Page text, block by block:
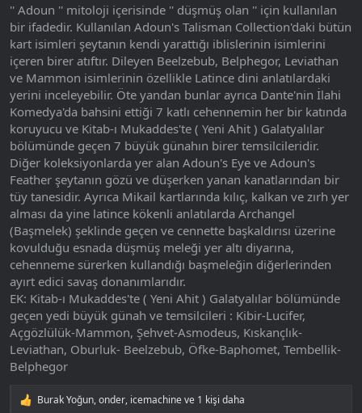
'' Adoun '' mitoloji içerisinde '' düşmüş olan '' için kullanılan
bir ifadedir. Kullanılan Adoun's Talisman Collection'daki bütün
kart isimleri şeytanın kendi yarattığı iblislerinin isimlerini
içeren birer atıftır. Dileyen Beelzebub, Belphegor, Leviathan
ve Mammon isimlerinin özellikle Latince dini anlatılardaki
yerini inceleyebilir. Öte yandan bunlar ayrıca Dante'nin İlahi
Komedya'da bahsini ettiği 7 katlı cehennemin her bir katında
koruyucu ve Kitab-ı Mukaddes'te ( Yeni Ahit ) Galatyalılar
bölümünde geçen 7 büyük günahın birer temsilcileridir.
Diğer koleksiyonlarda yer alan Adoun's Eye ve Adoun's
Feather şeytanın gözü ve düşerken yanan kanatlarından bir
tüy tanesidir. Ayrıca Mikail kartlarında kılıç, kalkan ve zırh yer
alması da yine latince kökenli anlatılarda Archangel
(Başmelek) şeklinde geçen ve cennette başkaldırısı üzerine
kovulduğu esnada düşmüş meleği yer altı diyarına,
cehenneme sürerken kullandığı başmeleğin diğerlerinden
ayırt edici savaş donanımlarıdır.
EK: Kitab-ı Mukaddes'te ( Yeni Ahit ) Galatyalılar bölümünde
geçen yedi büyük günah ve temsilcileri : Kibir-Lucifer,
Açgözlülük-Mammon, Şehvet-Asmodeus, Kıskançlık-
Leviathan, Oburluk- Beelzebub, Öfke-Baphomet, Tembellik-
Belphegor
T
Burak Yoğun,onder, icemachineve 1 kişi daha